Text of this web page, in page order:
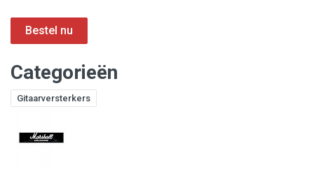
Categorieën
Gitaarversterkers